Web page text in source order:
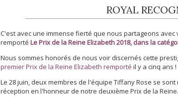
ROYAL
C'est avec une immense fierté que nous partageons
remporté Le Prix de la Reine Elizabeth 2018, dans la
Nous sommes honorés de nous voir discernés cette
premier Prix de la Reine Elizabeth remporté il y a cinq ans !
Le 28 juin, deux membres de l'équipe Tiffany Rose se
réception en l'honneur de notre deuxième Prix de la Reine.